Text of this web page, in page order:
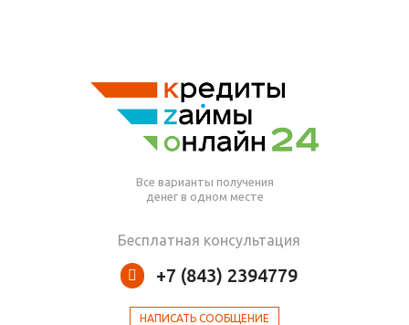
Все варианты получения
денег в одном месте
Бесплатная консультация
+7 (843) 2394779
НАПИСАТЬ СООБЩЕНИЕ